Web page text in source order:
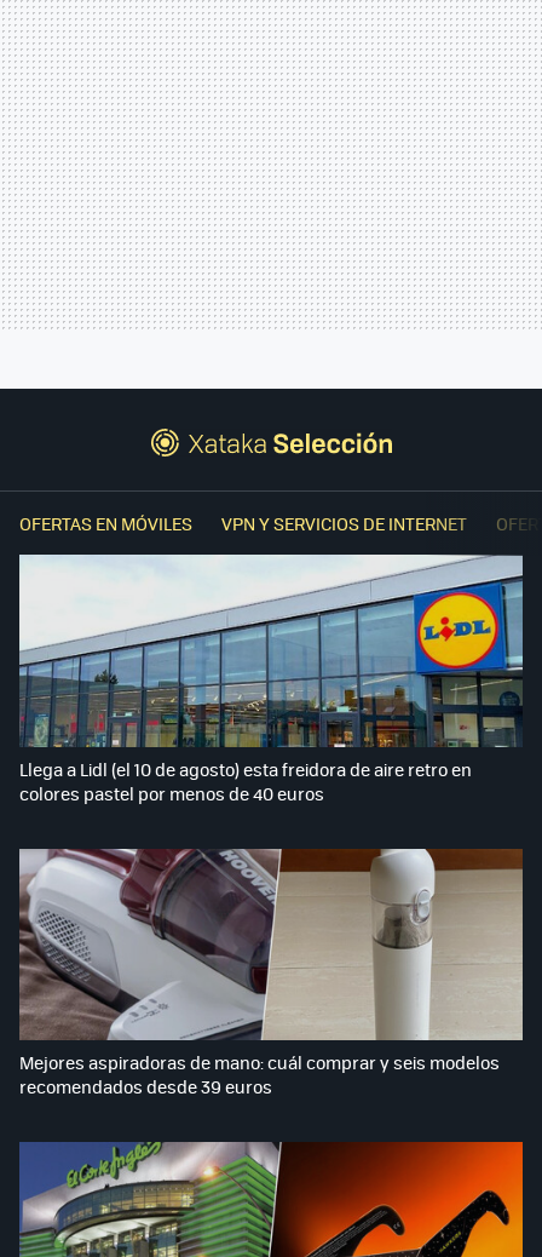
OFERTAS EN MÓVILES VPN Y SERVICIOS DE INTERNET
Llega a Lidl (el 10 de agosto) esta freidora de aire retro en
colores pastel por menos de 40 euros
Mejores aspiradoras de mano: cuál comprar y seis modelos
recomendados desde 39 euros